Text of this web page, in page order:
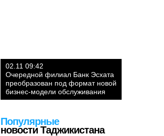
02.11 09:42
Очередной филиал Банк Эсхата
преобразован под формат новой
бизнес-модели обслуживания
Популярные
новости Таджикистана